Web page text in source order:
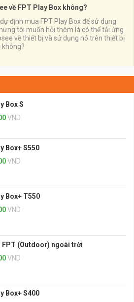
về FPT Play Box không?
định mua FPT Play Box để sử dụng
tôi muốn hỏi thêm là có thể tải ứng
về thiết bị và sử dụng nó trên thiết bị
không?
Box S
VND
Box+ S550
VND
Box+ T550
VND
FPT (Outdoor) ngoài trời
VND
Box+ S400